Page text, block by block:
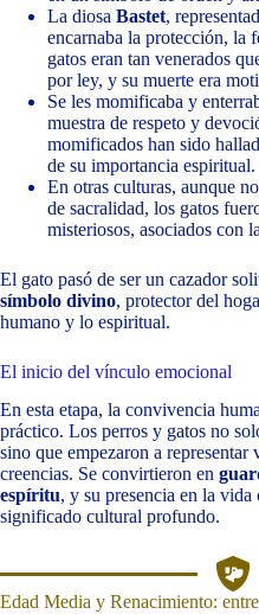
La diosa Bastet,
encarnaba la protección, la
gatos eran tan venerados
por ley, y su muerte era
Se les momificaba y
muestra de respeto y
momificados han sido
de su importancia espiritual.
En otras culturas, aunque
de sacralidad, los gatos
misteriosos, asociados con
El gato pasó de ser un cazador
símbolo divino, protector del
humano y lo espiritual.
El inicio del vínculo emocional
En esta etapa, la convivencia
práctico. Los perros y gatos no
sino que empezaron a representar
creencias. Se convirtieron en
espíritu, y su presencia en la
significado cultural profundo.
Edad Media y Renacimiento: